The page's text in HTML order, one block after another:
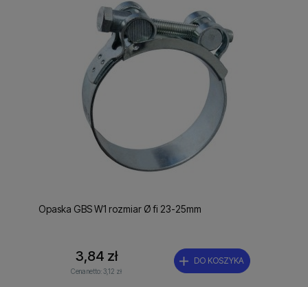
Opaska GBS W1 rozmiar Ø fi 23-25mm
3,84 zł
Cena netto:3,12 zł
DO KOSZYKA